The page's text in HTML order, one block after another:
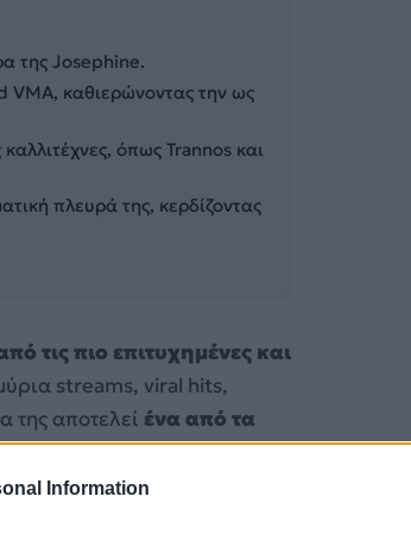
Information
της Josephine.
VMA, καθιερώνοντας την ως
όπως Trannos και
πλευρά της, κερδίζοντας
τις πιο επιτυχημένες και
streams, viral hits,
της αποτελεί ένα από τα